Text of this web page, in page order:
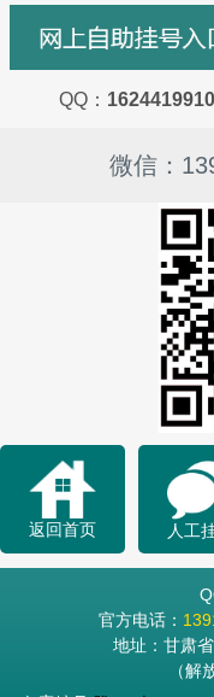
QQ： 1624419910
微信：
返回首页 人工
官方电话：
地址：甘肃
（解